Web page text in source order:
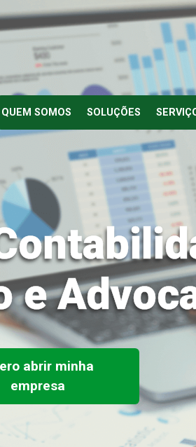
QUEM SOMOS SOLUÇÕES
e
abrir minha
empresa